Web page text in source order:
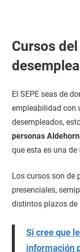
Cursos del
El SEPE seas de
empleabilidad con
desempleados,
personas
que esta es una
Los cursos son de
presenciales,
distintos plazos de
Si cree que
información